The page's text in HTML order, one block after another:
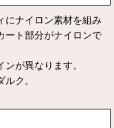
にナイロン素材を組み
ート部分がナイロンで
が異なります。
ク。